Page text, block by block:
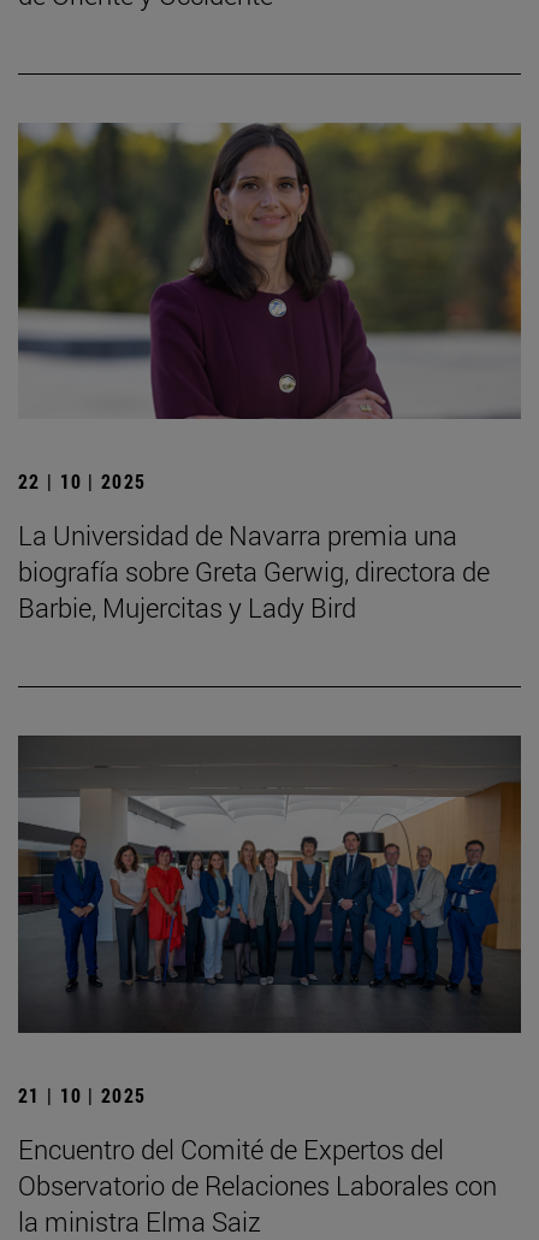
22 | 10 | 2025
La Universidad de Navarra premia una
biografía sobre Greta Gerwig, directora de
Barbie, Mujercitas y Lady Bird
21 | 10 | 2025
Encuentro del Comité de Expertos del
Observatorio de Relaciones Laborales con
la ministra Elma Saiz